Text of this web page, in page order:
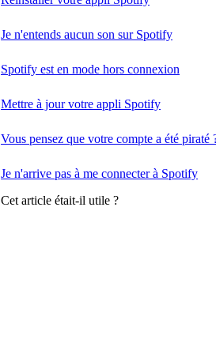
Je n'entends aucun son sur Spotify
Spotify est en mode hors connexion
Mettre à jour votre appli Spotify
Vous pensez que votre compte a été piraté
Je n'arrive pas à me connecter à Spotify
Cet article était-il utile ?